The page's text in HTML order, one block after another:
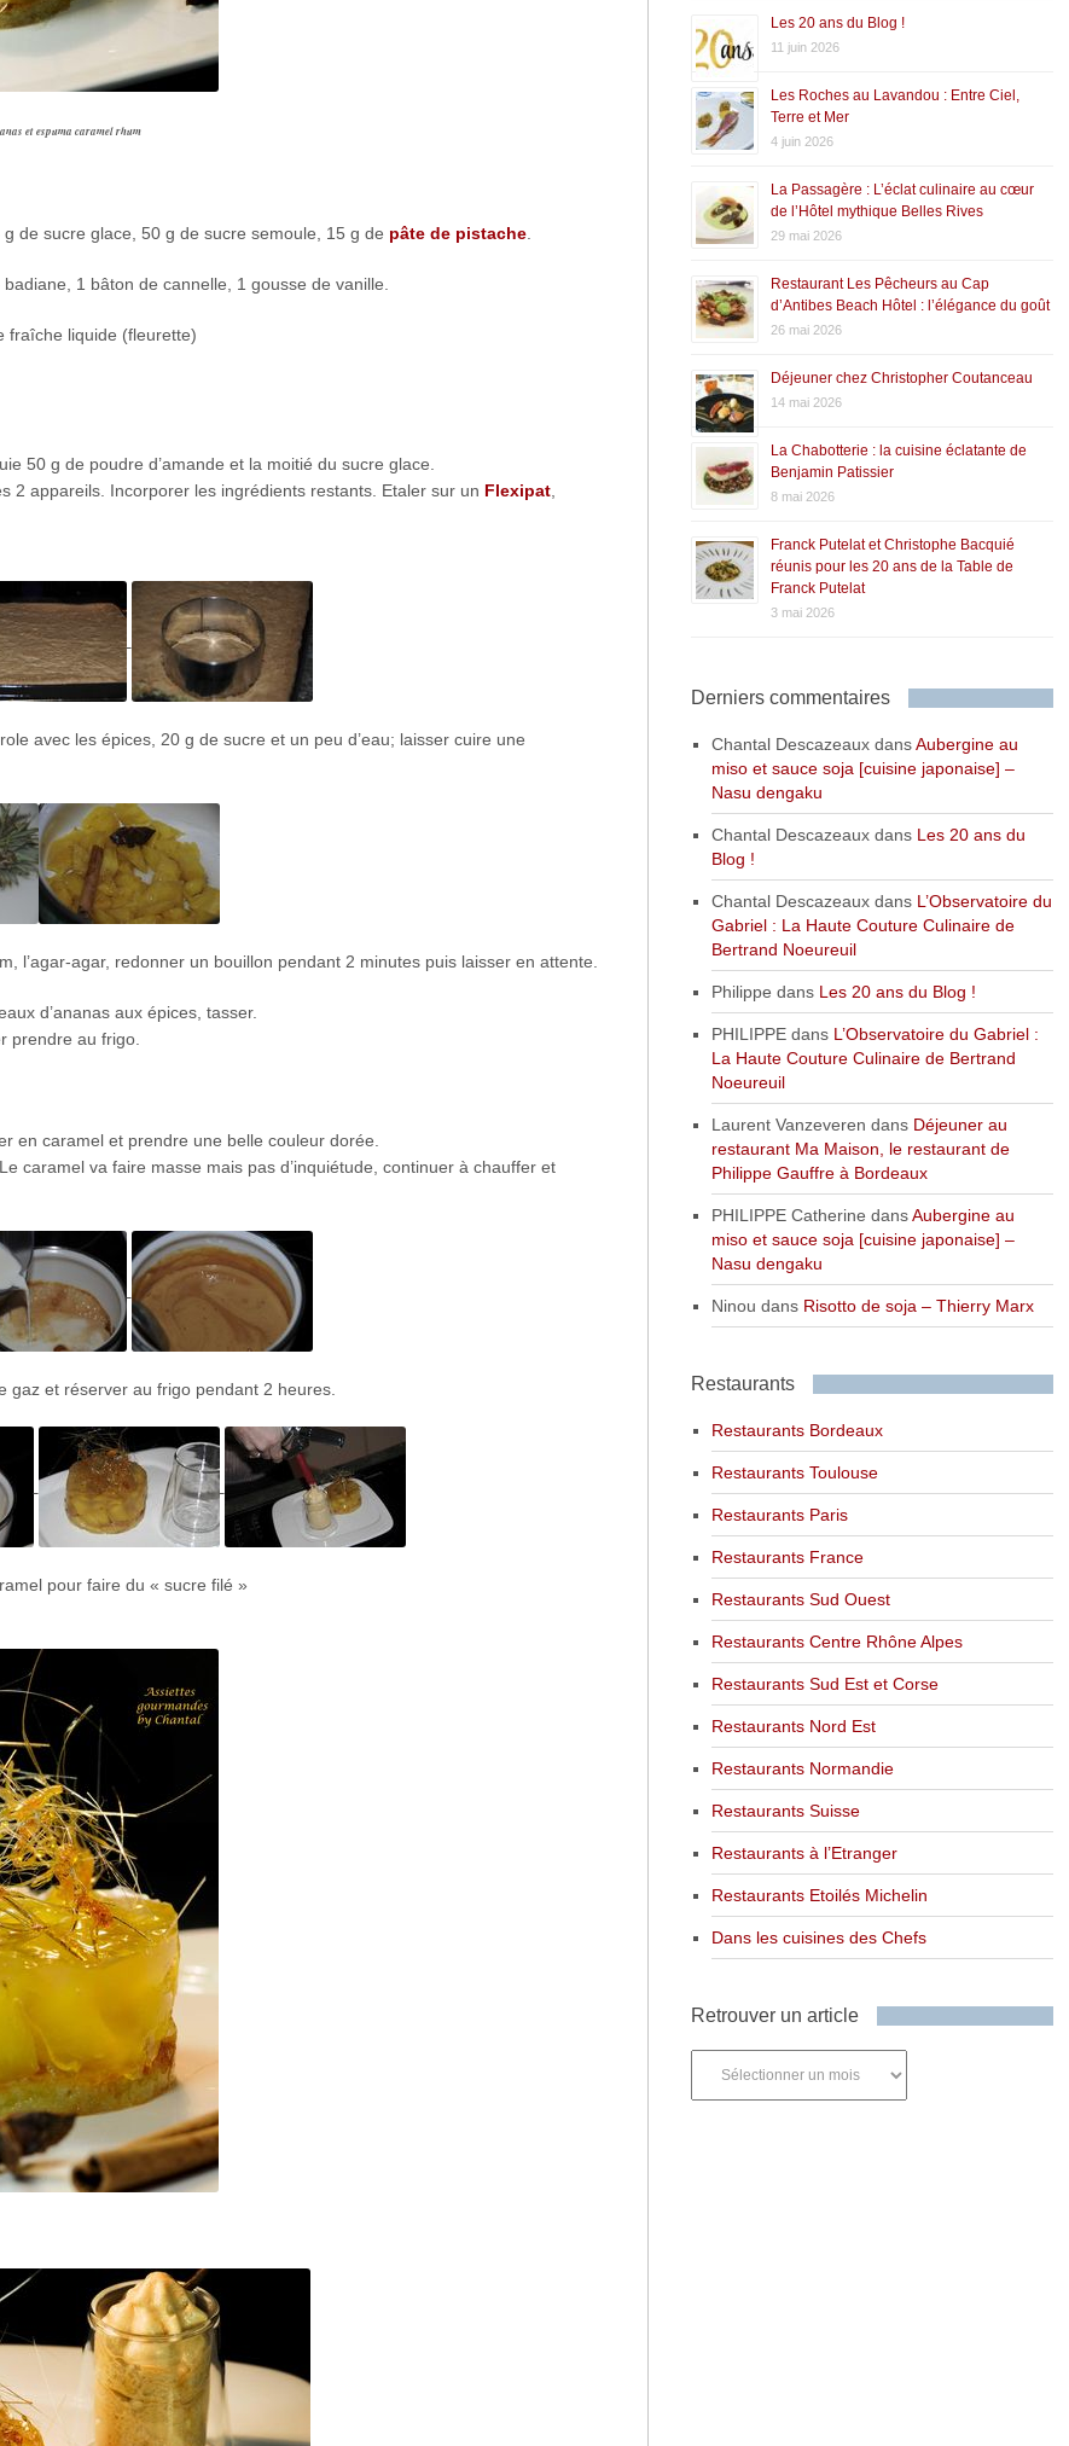
et espuma caramel rhum
de sucre glace, 50 g de sucre semoule, 15 g de pâte de pistache.
1 bâton de cannelle, 1 gousse de vanille.
fraîche liquide (fleurette)
50 g de poudre d’amande et la moitié du sucre glace.
2 appareils. Incorporer les ingrédients restants. Etaler sur un Flexipat,
avec les épices, 20 g de sucre et un peu d’eau; laisser cuire une
l’agar-agar, redonner un bouillon pendant 2 minutes puis laisser en attente.
d’ananas aux épices, tasser.
prendre au frigo.
en caramel et prendre une belle couleur dorée.
caramel va faire masse mais pas d’inquiétude, continuer à chauffer et
gaz et réserver au frigo pendant 2 heures.
pour faire du « sucre filé »
Les 20 ans du Blog !
11 juin 2026
Les Roches au Lavandou : Entre Ciel,
Terre et Mer
4 juin 2026
La Passagère : L’éclat culinaire au cœur
de l’Hôtel mythique Belles Rives
29 mai 2026
Restaurant Les Pêcheurs au Cap
d’Antibes Beach Hôtel : l’élégance du goût
26 mai 2026
Déjeuner chez Christopher Coutanceau
14 mai 2026
La Chabotterie : la cuisine éclatante de
Benjamin Patissier
8 mai 2026
Franck Putelat et Christophe Bacquié
réunis pour les 20 ans de la Table de
Franck Putelat
3 mai 2026
Derniers commentaires
Chantal DescazeauxdansAubergine au
miso et sauce soja [cuisine japonaise] –
Nasu dengaku
Chantal Descazeauxdans Les 20 ans du
Blog !
Chantal Descazeauxdans L’Observatoire du
Gabriel : La Haute Couture Culinaire de
Bertrand Noeureuil
Philippe dans Les 20 ans du Blog !
PHILIPPEdans L’Observatoire du Gabriel :
La Haute Couture Culinaire de Bertrand
Noeureuil
Laurent Vanzeveren dans Déjeuner au
restaurant Ma Maison, le restaurant de
Philippe Gauffre à Bordeaux
PHILIPPE Catherine dansAubergine au
miso et sauce soja [cuisine japonaise] –
Nasu dengaku
Ninou dans Risotto de soja – Thierry Marx
Restaurants
Restaurants Bordeaux
Restaurants Toulouse
Restaurants Paris
Restaurants France
Restaurants Sud Ouest
Restaurants Centre Rhône Alpes
Restaurants Sud Est et Corse
Restaurants Nord Est
Restaurants Normandie
Restaurants Suisse
Restaurants à l’Etranger
Restaurants Etoilés Michelin
Dans les cuisines des Chefs
Retrouver un article